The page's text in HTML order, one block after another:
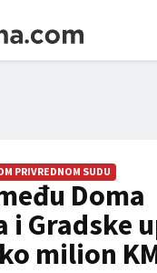
PRIVREDNOM SUDU
Doma
i Gradske
milion